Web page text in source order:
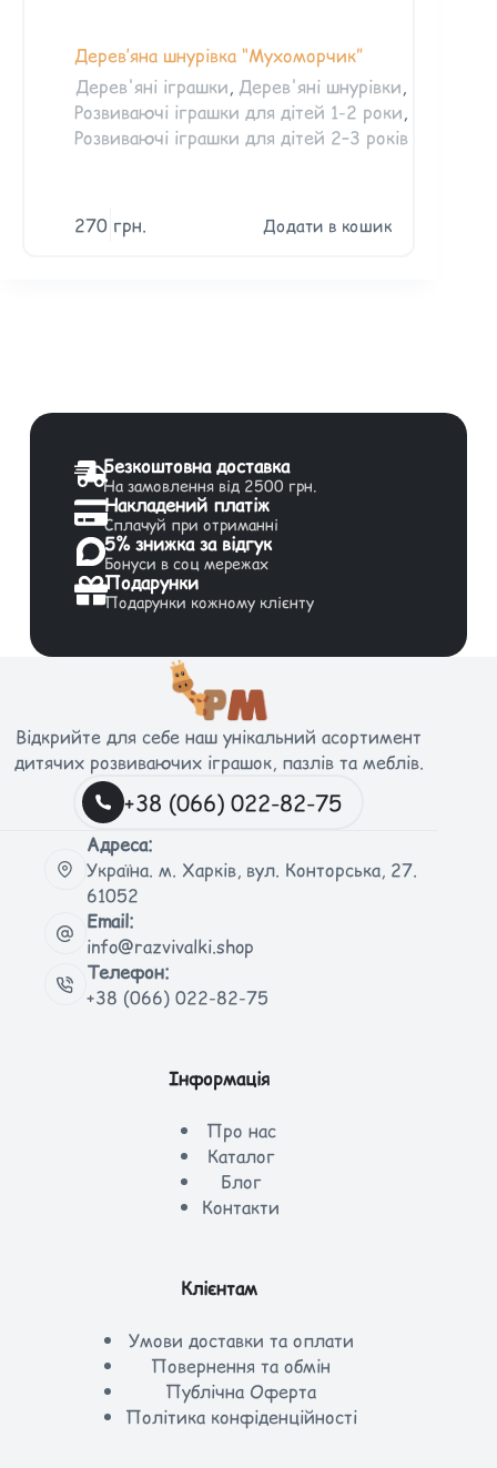
Дерев’яна шнурівка “Мухоморчик”
Дерев'яні іграшки, Дерев'яні шнурівки,
Розвиваючі іграшки для дітей 1-2 роки,
Розвиваючі іграшки для дітей 2–3 років
270 грн. Додати в кошик
Безкоштовна доставка
На замовлення від 2500 грн.
Накладений платіж
Сплачуй при отриманні
5% знижка за відгук
Бонуси в соц мережах
Подарунки
Подарунки кожному клієнту
Відкрийте для себе наш унікальний асортимент
дитячих розвиваючих іграшок, пазлів та меблів.
+38 (066) 022-82-75
Адреса:
Україна. м. Харків, вул. Конторська, 27.
61052
Email:
info@razvivalki.shop
Телефон:
+38 (066) 022-82-75
Інформація
Про нас
Каталог
Блог
Контакти
Клієнтам
Умови доставки та оплати
Повернення та обмін
Публічна Оферта
Політика конфіденційності